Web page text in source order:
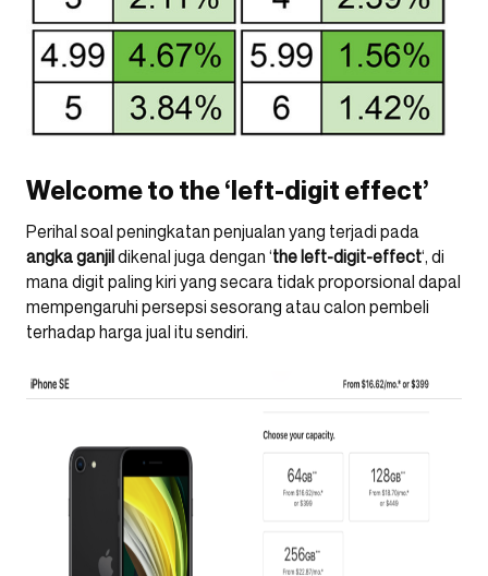
Welcome to the ‘left-digit effect’
Perihal soal peningkatan penjualan yang terjadi pada
angka ganjildikenal juga dengan ‘the left-digit-effect‘, di
mana digit paling kiri yang secara tidak proporsional dapal
mempengaruhi persepsi sesorang atau calon pembeli
terhadap harga jual itu sendiri.